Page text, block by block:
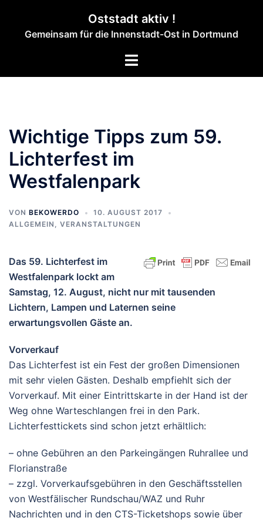
springen
Oststadt aktiv !
Gemeinsam für die Innenstadt-Ost in Dortmund
Menü
Wichtige Tipps zum 59.
Lichterfest im
Westfalenpark
VON BEKOWERDO
10. AUGUST 2017
ALLGEMEIN , VERANSTALTUNGEN
Das 59. Lichterfest im
Westfalenpark lockt am
Samstag, 12. August, nicht nur mit tausenden
Lichtern, Lampen und Laternen seine
erwartungsvollen Gäste an.
Vorverkauf
Das Lichterfest ist ein Fest der großen Dimensionen
mit sehr vielen Gästen. Deshalb empfiehlt sich der
Vorverkauf. Mit einer Eintrittskarte in der Hand ist der
Weg ohne Warteschlangen frei in den Park.
Lichterfesttickets sind schon jetzt erhältlich:
– ohne Gebühren an den Parkeingängen Ruhrallee und
Florianstraße
– zzgl. Vorverkaufsgebühren in den Geschäftsstellen
von Westfälischer Rundschau/WAZ und Ruhr
Nachrichten und in den CTS-Ticketshops sowie über